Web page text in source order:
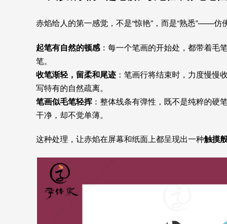
赤焰给人的第一感觉，不是“惊艳”，而是“熟悉”——仿
起笔有自然的顿感：每一个笔画的开始处，都带着毛
笔。
收笔渐轻，留柔和尾迹 ：笔画行将结束时，力度慢慢
写特有的自然疏离。
笔画似毛笔轻挥 ：整体线条有弹性，既不是纯粹的
干净，却不觉单薄。
这种处理，让赤焰在屏幕和纸面上都呈现出一种触摸